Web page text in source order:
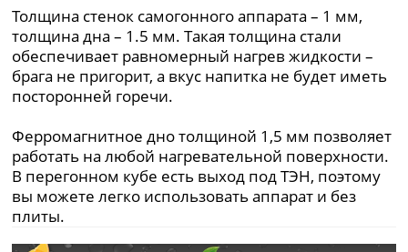
Толщина стенок самогонного аппарата – 1 мм,
толщина дна – 1.5 мм. Такая толщина стали
обеспечивает равномерный нагрев жидкости –
брага не пригорит, а вкус напитка не будет иметь
посторонней горечи.
Ферромагнитное дно толщиной 1,5 мм позволяет
работать на любой нагревательной поверхности.
В перегонном кубе есть выход под ТЭН, поэтому
вы можете легко использовать аппарат и без
плиты.